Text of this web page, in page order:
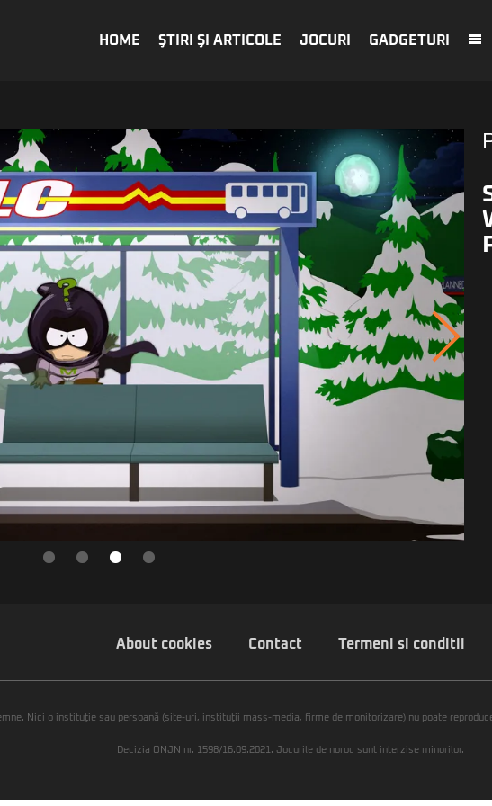
HOME ŞTIRI ŞI ARTICOLE JOCURI GADGETURI
About cookies Contact Termeni si conditii
Nici o instituţie sau persoană (site-uri, instituţii mass-media, firme de monitorizare) nu poate
Decizia ONJN nr. 1598/16.09.2021. Jocurile de noroc sunt interzise minorilor.